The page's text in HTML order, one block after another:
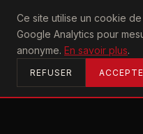
Ce site utilise un cookie
Google Analytics pour
anonyme. En savoir plus.
REFUSER
U2achtung
ACCUEIL